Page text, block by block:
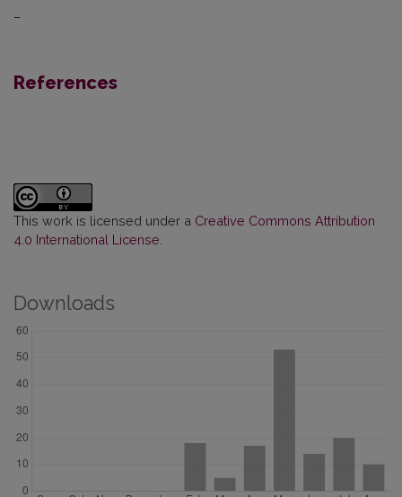
–
References
This work is licensed under a Creative Commons Attribution
4.0 International License
Downloads